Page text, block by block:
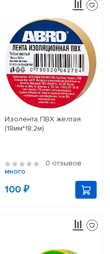
Изолента ПВХ жёлтая
(18мм*18,2м)
0 отзывов
много
100 ₽